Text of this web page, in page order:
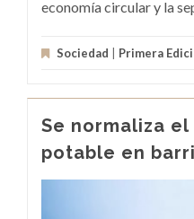
economía circular y la
Sociedad Primera
Se normaliza
potable en